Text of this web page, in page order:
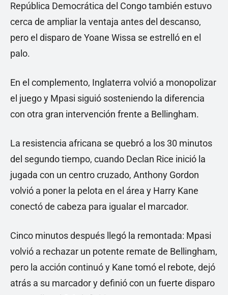
República Democrática del Congo también estuvo
cerca de ampliar la ventaja antes del descanso,
pero el disparo de Yoane Wissa se estrelló en el
palo.
En el complemento, Inglaterra volvió a monopolizar
el juego y Mpasi siguió sosteniendo la diferencia
con otra gran intervención frente a Bellingham.
La resistencia africana se quebró a los 30 minutos
del segundo tiempo, cuando Declan Rice inició la
jugada con un centro cruzado, Anthony Gordon
volvió a poner la pelota en el área y Harry Kane
conectó de cabeza para igualar el marcador.
Cinco minutos después llegó la remontada: Mpasi
volvió a rechazar un potente remate de Bellingham,
pero la acción continuó y Kane tomó el rebote, dejó
atrás a su marcador y definió con un fuerte disparo